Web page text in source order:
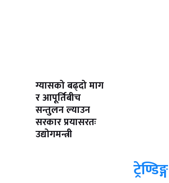
ग्यासको बढ्दो माग
र आपूर्तिबीच
सन्तुलन ल्याउन
सरकार प्रयासरतः
उद्योगमन्त्री
ट्रेण्डिङ्ग